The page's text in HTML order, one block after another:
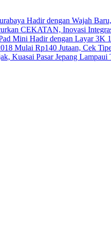
Hadir dengan Wajah
CEKATAN, Inovasi
Mini Hadir dengan Layar 3K
Mulai Rp140 Jutaan, Cek
Kuasai Pasar Jepang Lampaui